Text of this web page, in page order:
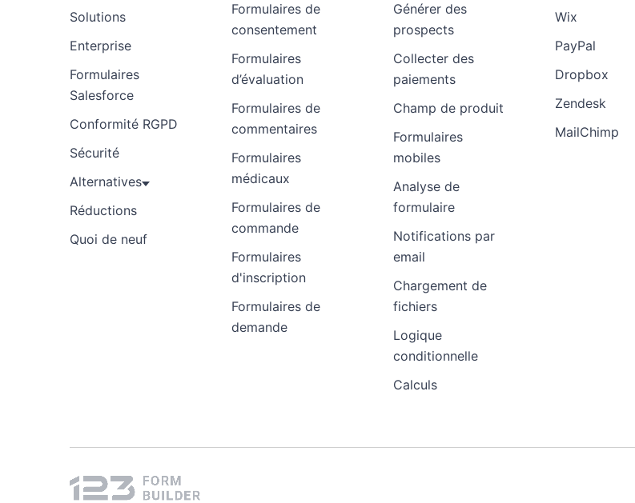
Solutions
Enterprise
Formulaires
Salesforce
Conformité RGPD
Sécurité
Alternatives
Réductions
Quoi de neuf
Formulaires de
consentement
Formulaires
d’évaluation
Formulaires de
commentaires
Formulaires
médicaux
Formulaires de
commande
Formulaires
d'inscription
Formulaires de
demande
Générer des
prospects
Collecter des
paiements
Champ de produit
Formulaires
mobiles
Analyse de
formulaire
Notifications par
email
Chargement de
fichiers
Logique
conditionnelle
Calculs
Wix
PayPal
Dropbox
Zendesk
MailChimp